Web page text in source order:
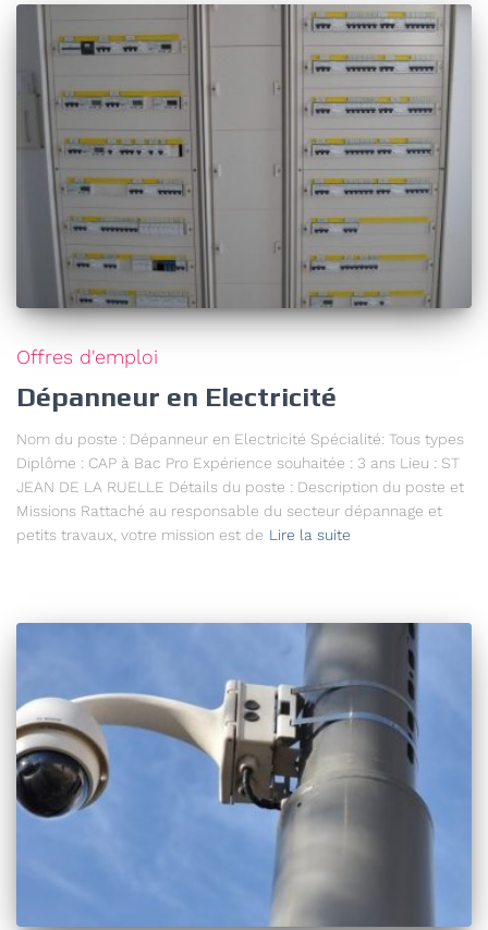
Offres d'emploi
Dépanneur en Electricité
Nom du poste : Dépanneur en Electricité Spécialité: Tous types
Diplôme : CAP à Bac Pro Expérience souhaitée : 3 ans Lieu : ST
JEAN DE LA RUELLE Détails du poste : Description du poste et
Missions Rattaché au responsable du secteur dépannage et
petits travaux, votre mission est de Lire la suite